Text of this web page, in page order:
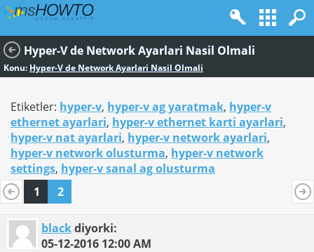
Hyper-V de Network Ayarlari Nasil Olmali
Konu: Hyper-V de Network Ayarlari Nasil Olmali
Etiketler: hyper-v, hyper-v ag yaratmak, hyper-v
ethernet ayarlari, hyper-v ethernet karti ayarlari,
hyper-v nat ayarlari, hyper-v network ayarlari,
hyper-v network olusturma, hyper-v network
settings, hyper-v sanal ag olusturma
1
2
blackdiyorki:
05-12-2016 12:00 AM